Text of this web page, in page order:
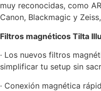
muy reconocidas, como
Canon, Blackmagic y
Filtros magnéticos Tilta
· Los nuevos filtros
simplificar tu setup sin
· Conexión magnética